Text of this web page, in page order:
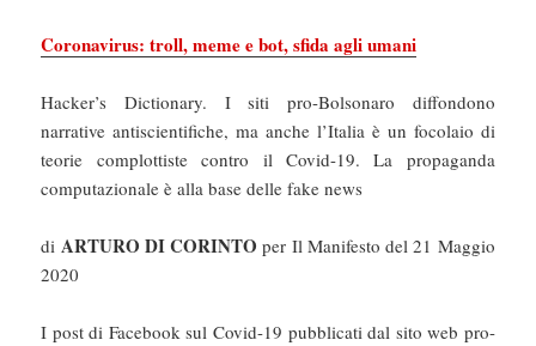
Coronavirus: troll, meme e bot, sfida agli umani
Hacker’s Dictionary. I siti pro-Bolsonaro diffondono
narrative antiscientifiche, ma anche l’Italia è un focolaio di
teorie complottiste contro il Covid-19. La propaganda
computazionale è alla base delle fake news
di ARTURO DI CORINTO per Il Manifesto del 21 Maggio
2020
I post di Facebook sul Covid-19 pubblicati dal sito web pro-